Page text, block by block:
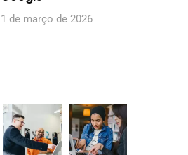
1 de março de 2026